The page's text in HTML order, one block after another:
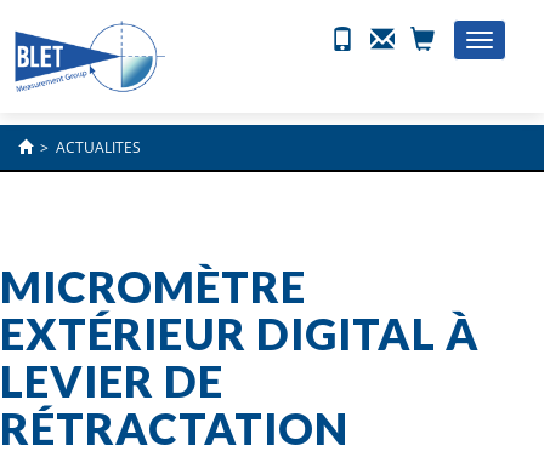
Toggle
> ACTUALITES
MICROMÈTRE
EXTÉRIEUR DIGITAL À
LEVIER DE
RÉTRACTATION